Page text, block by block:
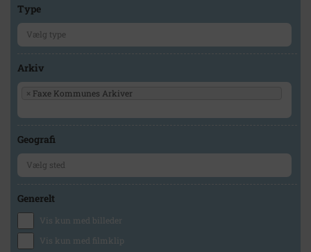
Type
Arkiv
× Faxe Kommunes Arkiver
Geografi
Generelt
Vis kun med billeder
Vis kun med filmklip